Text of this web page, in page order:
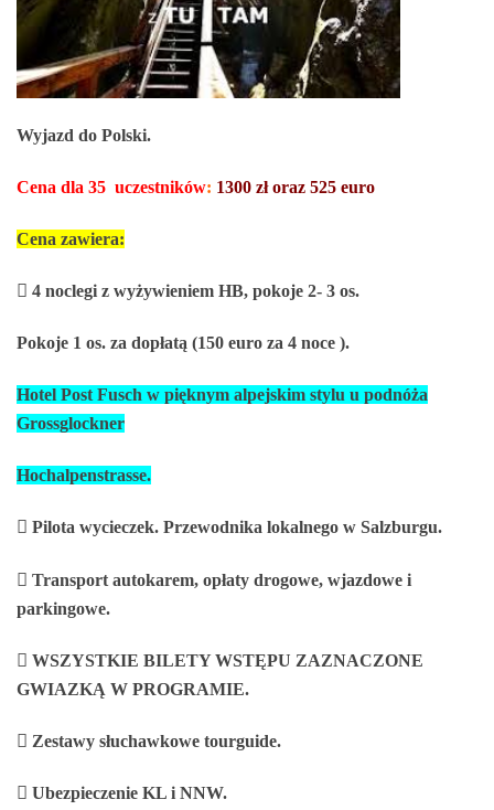
Wyjazd do Polski.
Cena dla 35 uczestników: 1300 zł oraz 525 euro
Cena zawiera:
 4 noclegi z wyżywieniem HB, pokoje 2- 3 os.
Pokoje 1 os. za dopłatą (150 euro za 4 noce ).
Hotel Post Fusch w pięknym alpejskim stylu u podnóża
Grossglockner
Hochalpenstrasse.
 Pilota wycieczek. Przewodnika lokalnego w Salzburgu.
 Transport autokarem, opłaty drogowe, wjazdowe i
parkingowe.
 WSZYSTKIE BILETY WSTĘPU ZAZNACZONE
GWIAZKĄ W PROGRAMIE.
 Zestawy słuchawkowe tourguide.
 Ubezpieczenie KL i NNW.